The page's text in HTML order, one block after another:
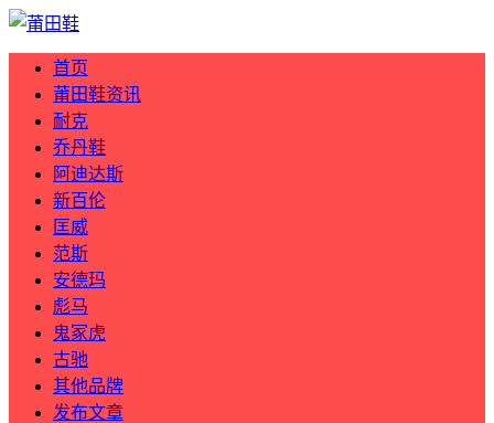
首页
莆田鞋资讯
耐克
乔丹鞋
阿迪达斯
新百伦
匡威
范斯
安德玛
彪马
鬼冢虎
古驰
其他品牌
发布文章